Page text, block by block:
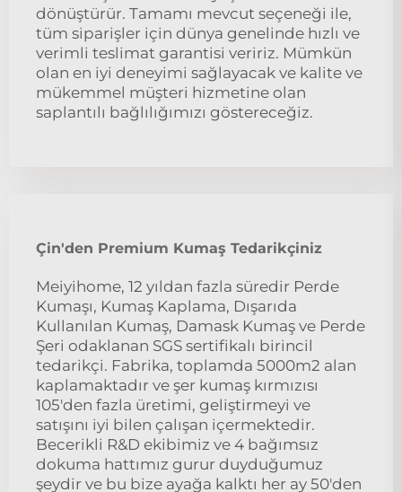
dönüştürür. Tamamı mevcut seçeneği ile,
tüm siparişler için dünya genelinde hızlı ve
verimli teslimat garantisi veririz. Mümkün
olan en iyi deneyimi sağlayacak ve kalite ve
mükemmel müşteri hizmetine olan
saplantılı bağlılığımızı göstereceğiz.
Çin'den Premium Kumaş Tedarikçiniz
Meiyihome, 12 yıldan fazla süredir Perde
Kumaşı, Kumaş Kaplama, Dışarıda
Kullanılan Kumaş, Damask Kumaş ve Perde
Şeri odaklanan SGS sertifikalı birincil
tedarikçi. Fabrika, toplamda 5000m2 alan
kaplamaktadır ve şer kumaş kırmızısı
105'den fazla üretimi, geliştirmeyi ve
satışını iyi bilen çalışan içermektedir.
Becerikli R&D ekibimiz ve 4 bağımsız
dokuma hattımız gurur duyduğumuz
şeydir ve bu bize ayağa kalktı her ay 50'den